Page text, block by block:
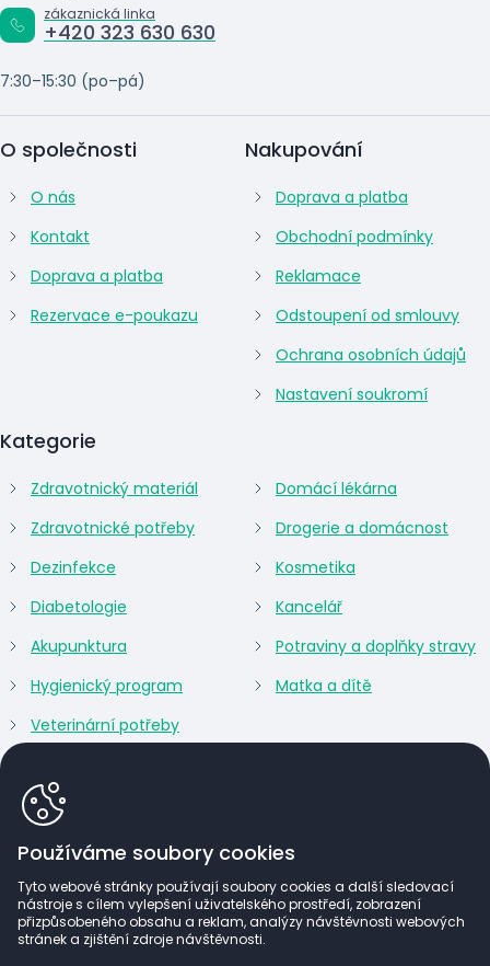
Používáme soubory cookies
Tyto webové stránky používají soubory cookies a další sledovací
nástroje s cílem vylepšení uživatelského prostředí, zobrazení
přizpůsobeného obsahu a reklam, analýzy návštěvnosti webových
stránek a zjištění zdroje návštěvnosti.
zákaznická linka
+420 323 630 630
7:30–15:30 (po–pá)
O společnosti
O nás
Kontakt
Doprava a platba
Rezervace e-poukazu
Kategorie
Zdravotnický materiál
Zdravotnické potřeby
Dezinfekce
Diabetologie
Akupunktura
Hygienický program
Veterinární potřeby
Domácí lékárna
Drogerie a domácnost
Kosmetika
Kancelář
Potraviny a doplňky stravy
Matka a dítě
Nakupování
Doprava a platba
Obchodní podmínky
Reklamace
Odstoupení od smlouvy
Ochrana osobních údajů
Nastavení soukromí